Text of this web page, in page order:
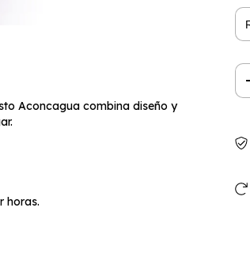
Aconcagua combina diseño y
horas.